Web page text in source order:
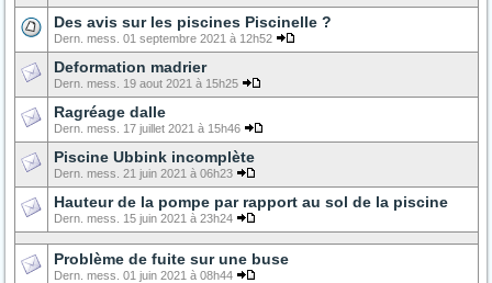
Des avis sur les piscines Piscinelle ?
Dern. mess. 01 septembre 2021 à 12h52
Deformation madrier
Dern. mess. 19 aout 2021 à 15h25
Ragréage dalle
Dern. mess. 17 juillet 2021 à 15h46
Piscine Ubbink incomplète
Dern. mess. 21 juin 2021 à 06h23
Hauteur de la pompe par rapport au sol de la piscine
Dern. mess. 15 juin 2021 à 23h24
Problème de fuite sur une buse
Dern. mess. 01 juin 2021 à 08h44